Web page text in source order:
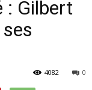
: Gilbert
0
4082